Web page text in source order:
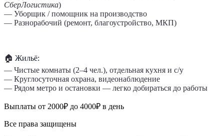
СберЛогистика)
— Уборщик / помощник на производство
— Разнорабочий (ремонт, благоустройство, МКП)
🏠 Жильё:
— Чистые комнаты (2–4 чел.), отдельная кухня и с/у
— Круглосуточная охрана, видеонаблюдение
— Рядом метро и остановки — легко добираться до работы
Выплаты от 2000₽ до 4000₽ в день
Все права защищены